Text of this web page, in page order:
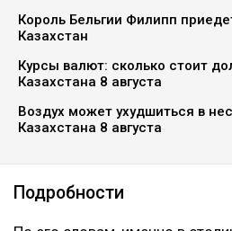
Король Бельгии Филипп
Казахстан
Курсы валют: сколько стоит
Казахстана 8 августа
Воздух может ухудшиться в
Казахстана 8 августа
Подробности